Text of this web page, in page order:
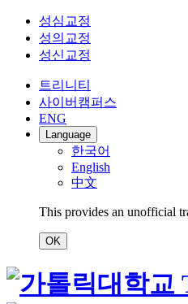
성심교정
성의교정
성신교정
트리니티
사이버캠퍼스
ENG
Language
한국어
English
中文
This provides an unofficial
OK